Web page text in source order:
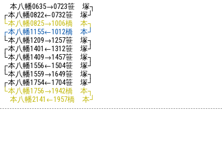
本八幡0635→0723笹 塚┐
┌本八幡0822←0732笹 塚┘
└本八幡0825→1006橋 本┐
┌本八幡1155←1012橋 本┘
└本八幡1209→1257笹 塚┐
┌本八幡1401 ←1312笹 塚┘
└本八幡1409→1457笹 塚┐
┌本八幡1556←1504笹 塚┘
└本八幡1559→1649笹 塚┐
┌本八幡1754←1704笹 塚┘
└本八幡1756→1942橋 本┐
本八幡2141 ←1957橋 本┘